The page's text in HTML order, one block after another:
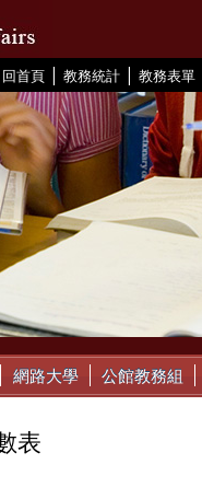
回首頁 | 教務統計 | 教務表單
網路大學 公館教務組
表